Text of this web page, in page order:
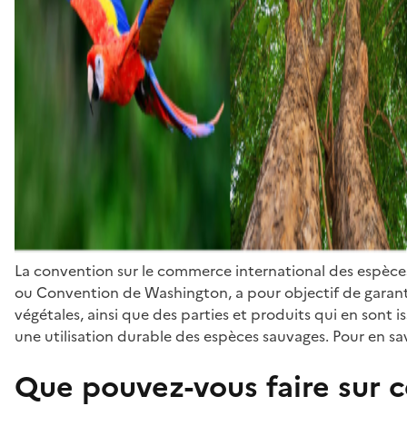
La convention sur le commerce international des
ou Convention de Washington, a pour objectif de
végétales, ainsi que des parties et produits qui en sont
une utilisation durable des espèces sauvages. Pour en
Que pouvez-vous faire sur